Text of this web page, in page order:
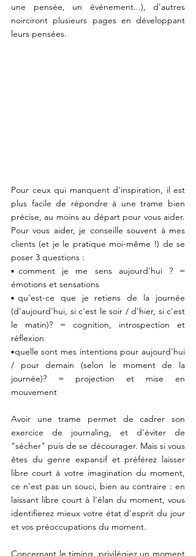
une pensée, un événement...), d'autres
noirciront plusieurs pages en développant
leurs pensées.
Pour ceux qui manquent d'inspiration, il est
plus facile de répondre à une trame bien
précise, au moins au départ pour vous aider.
Pour vous aider, je conseille souvent à mes
clients (et je le pratique moi-même !) de se
poser 3 questions :
▪️comment je me sens aujourd'hui ? =
émotions et sensations
▪️qu'est-ce que je retiens de la journée
(d'aujourd'hui, si c'est le soir / d'hier, si c'est
le matin)? = cognition, introspection et
réflexion
▪️quelle sont mes intentions pour aujourd'hui
/ pour demain (selon le moment de la
journée)? = projection et mise en
mouvement
Avoir une trame permet de cadrer son
exercice de journaling, et d'éviter de
"sécher" puis de se décourager. Mais si vous
êtes du genre expansif et préférez laisser
libre court à votre imagination du moment,
ce n'est pas un souci, bien au contraire : en
laissant libre court à l'élan du moment, vous
identifierez mieux votre état d'esprit du jour
et vos préoccupations du moment.
Concernant le timing, privilégiez un moment